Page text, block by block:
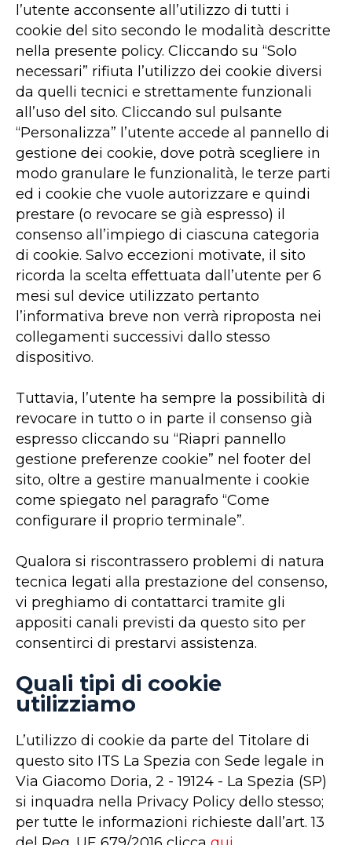
l’utente acconsente all’utilizzo di tutti i
cookie del sito secondo le modalità descritte
nella presente policy. Cliccando su “Solo
necessari” rifiuta l’utilizzo dei cookie diversi
da quelli tecnici e strettamente funzionali
all’uso del sito. Cliccando sul pulsante
“Personalizza” l’utente accede al pannello di
gestione dei cookie, dove potrà scegliere in
modo granulare le funzionalità, le terze parti
ed i cookie che vuole autorizzare e quindi
prestare (o revocare se già espresso) il
consenso all’impiego di ciascuna categoria
di cookie. Salvo eccezioni motivate, il sito
ricorda la scelta effettuata dall’utente per 6
mesi sul device utilizzato pertanto
l’informativa breve non verrà riproposta nei
collegamenti successivi dallo stesso
dispositivo.
Tuttavia, l’utente ha sempre la possibilità di
revocare in tutto o in parte il consenso già
espresso cliccando su “Riapri pannello
gestione preferenze cookie” nel footer del
sito, oltre a gestire manualmente i cookie
come spiegato nel paragrafo “Come
configurare il proprio terminale”.
Qualora si riscontrassero problemi di natura
tecnica legati alla prestazione del consenso,
vi preghiamo di contattarci tramite gli
appositi canali previsti da questo sito per
consentirci di prestarvi assistenza.
Quali tipi di cookie
utilizziamo
L’utilizzo di cookie da parte del Titolare di
questo sito ITS La Spezia con Sede legale in
Via Giacomo Doria, 2 - 19124 - La Spezia (SP)
si inquadra nella Privacy Policy dello stesso;
per tutte le informazioni richieste dall’art. 13